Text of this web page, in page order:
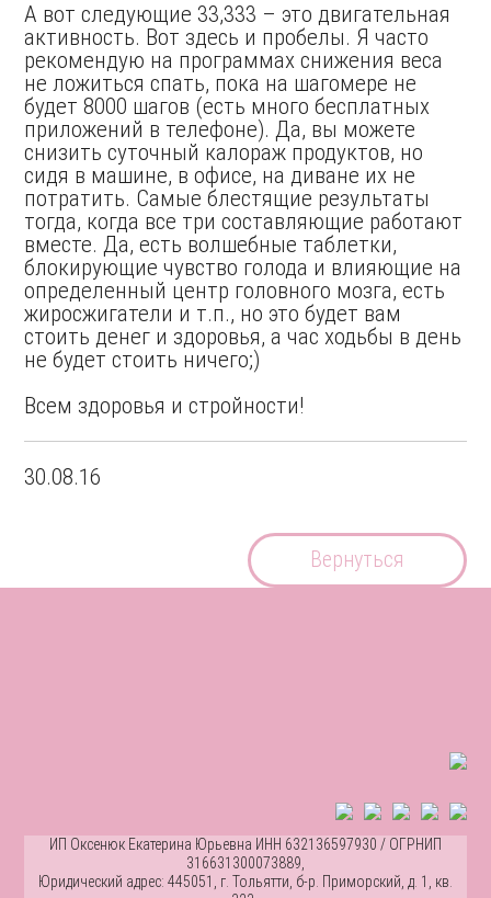
А вот следующие 33,333 – это двигательная
активность. Вот здесь и пробелы. Я часто
рекомендую на программах снижения веса
не ложиться спать, пока на шагомере не
будет 8000 шагов (есть много бесплатных
приложений в телефоне). Да, вы можете
снизить суточный калораж продуктов, но
сидя в машине, в офисе, на диване их не
потратить. Самые блестящие результаты
тогда, когда все три составляющие работают
вместе. Да, есть волшебные таблетки,
блокирующие чувство голода и влияющие на
определенный центр головного мозга, есть
жиросжигатели и т.п., но это будет вам
стоить денег и здоровья, а час ходьбы в день
не будет стоить ничего;)
Всем здоровья и стройности!
30.08.16
Вернуться
ИП Оксенюк Екатерина Юрьевна ИНН 632136597930 / ОГРНИП
316631300073889,
Юридический адрес: 445051, г. Тольятти, б-р. Приморский, д. 1, кв.